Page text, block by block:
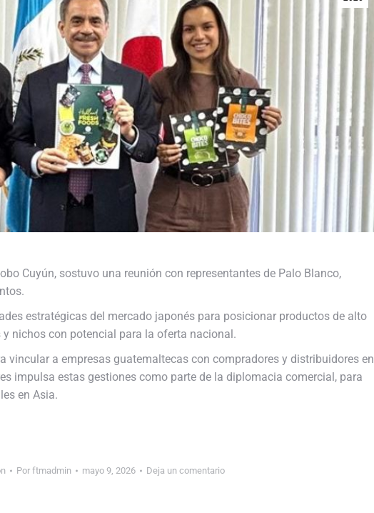
Cuyún, sostuvo una reunión con representantes de Palo Blanco,
estratégicas del mercado japonés para posicionar productos de alto
nichos con potencial para la oferta nacional.
vincular a empresas guatemaltecas con compradores y distribuidores en
impulsa estas gestiones como parte de la diplomacia comercial, para
en Asia.
Por ftmadmin mayo 9, 2026 Deja un comentario